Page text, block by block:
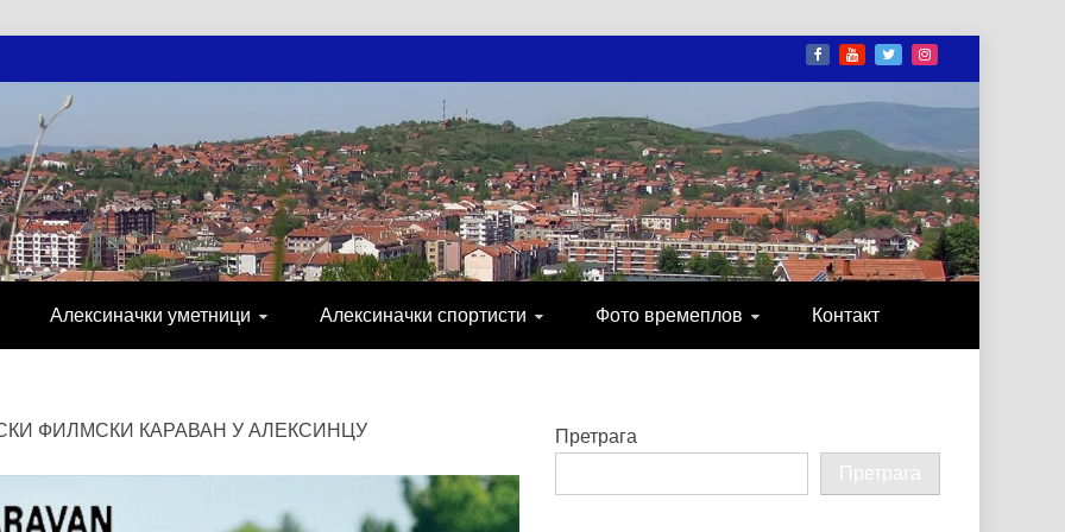
НОВОСТИ
СПОРТ, ПОСЛОВНИ ИМЕНИК, ХРОНИКА, ЗАБАВА…
Алексиначки уметници Алексиначки спортисти Фото времеплов Контакт
ФИЛМСКИ КАРАВАН У АЛЕКСИНЦУ
Претрага
Претрага